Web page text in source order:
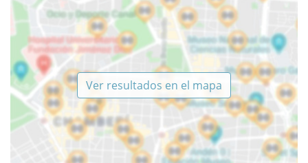
Ver resultados en el mapa